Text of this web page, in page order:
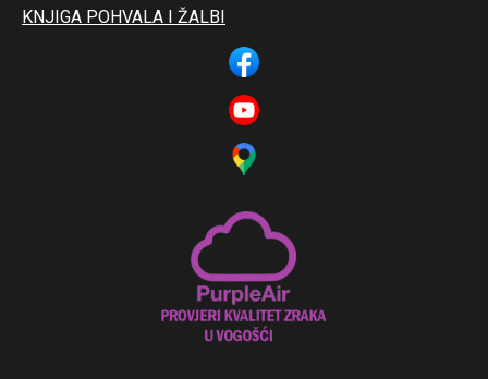
KNJIGA POHVALA I ŽALBI